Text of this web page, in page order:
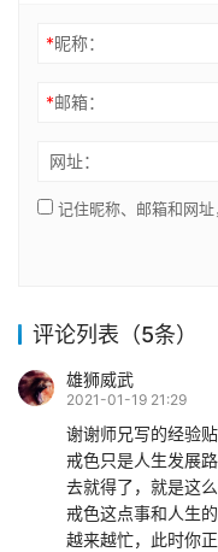
*昵称：
*邮箱：
网址：
记住昵称、邮箱和网
评论列表（5条）
雄狮威武
2021-01-19 21:29
谢谢师兄写的经验
戒色只是人生发展
去就得了，就是这
戒色这点事和人生
越来越忙，此时你